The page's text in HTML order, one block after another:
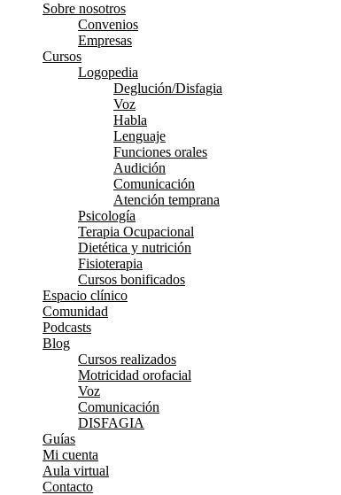
Sobre nosotros
Convenios
Empresas
Cursos
Logopedia
Deglución/Disfagia
Voz
Habla
Lenguaje
Funciones orales
Audición
Comunicación
Atención temprana
Psicología
Terapia Ocupacional
Dietética y nutrición
Fisioterapia
Cursos bonificados
Espacio clínico
Comunidad
Podcasts
Blog
Cursos realizados
Motricidad orofacial
Voz
Comunicación
DISFAGIA
Guías
Mi cuenta
Aula virtual
Contacto